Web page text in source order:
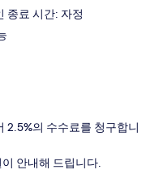
종료 시간: 자정
2.5%의 수수료를 청구합니
안내해 드립니다.